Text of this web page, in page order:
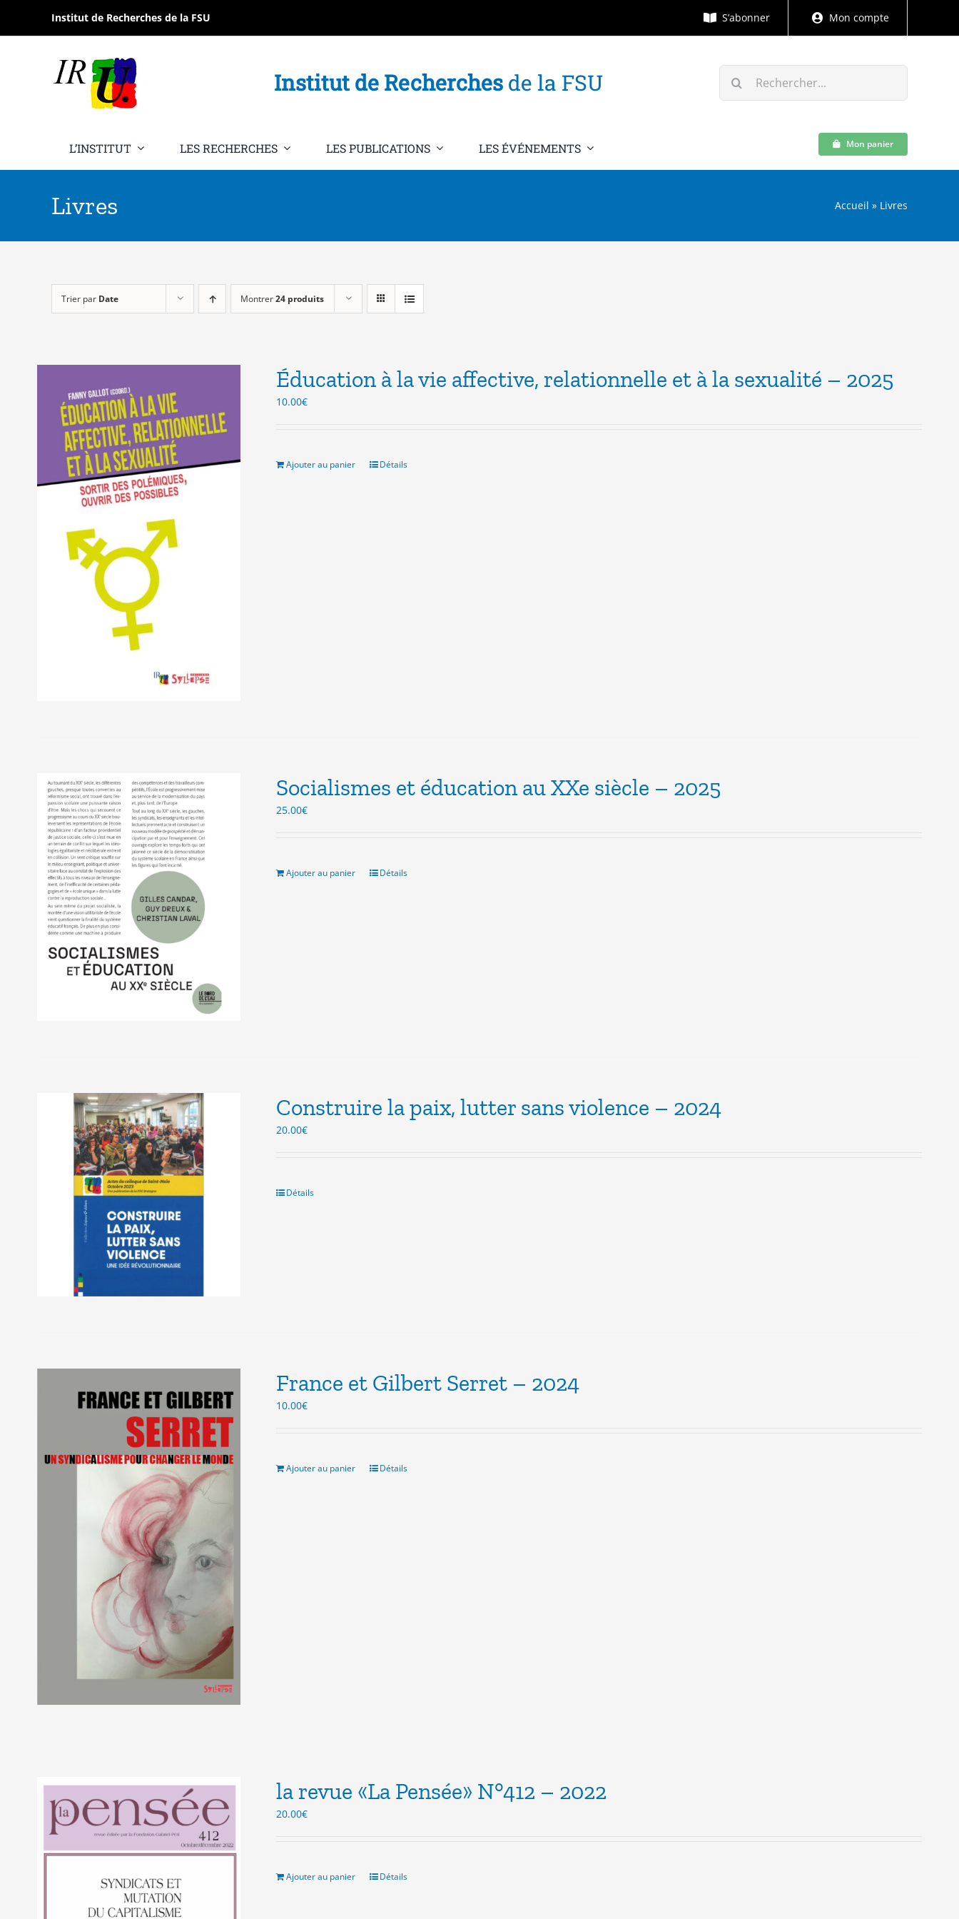
contenu
Institut de Recherches de la FSU S’abonner Mon compte
Institut de Recherchesde la FSU Rechercher:
L’INSTITUT LES RECHERCHES LES PUBLICATIONS LES ÉVÉNEMENTS Mon panier
Livres Accueil » Livres
Trier par Date Montrer24 produits
Éducation à la vie affective, relationnelle et à la sexualité – 2025
10.00€
Ajouter au panier Détails
Socialismes et éducation au XXe siècle – 2025
25.00€
Ajouter au panier Détails
Construire la paix, lutter sans violence – 2024
20.00€
Détails
France et Gilbert Serret – 2024
10.00€
Ajouter au panier Détails
la revue «La Pensée» N°412 – 2022
20.00€
Ajouter au panier Détails